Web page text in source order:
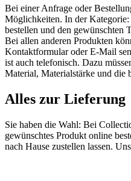
Bei einer Anfrage oder
Möglichkeiten. In der
bestellen und den gewünschten
Bei allen anderen Produkten
Kontaktformular oder E-Mail
ist auch telefonisch. Dazu
Material, Materialstärke und die
Alles zur Lieferung
Sie haben die Wahl: Bei
gewünschtes Produkt online
nach Hause zustellen lassen.